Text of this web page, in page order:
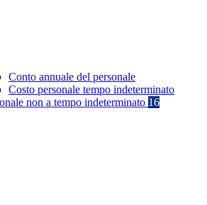
Conto annuale del personale
Costo personale tempo indeterminato
non a tempo indeterminato 16